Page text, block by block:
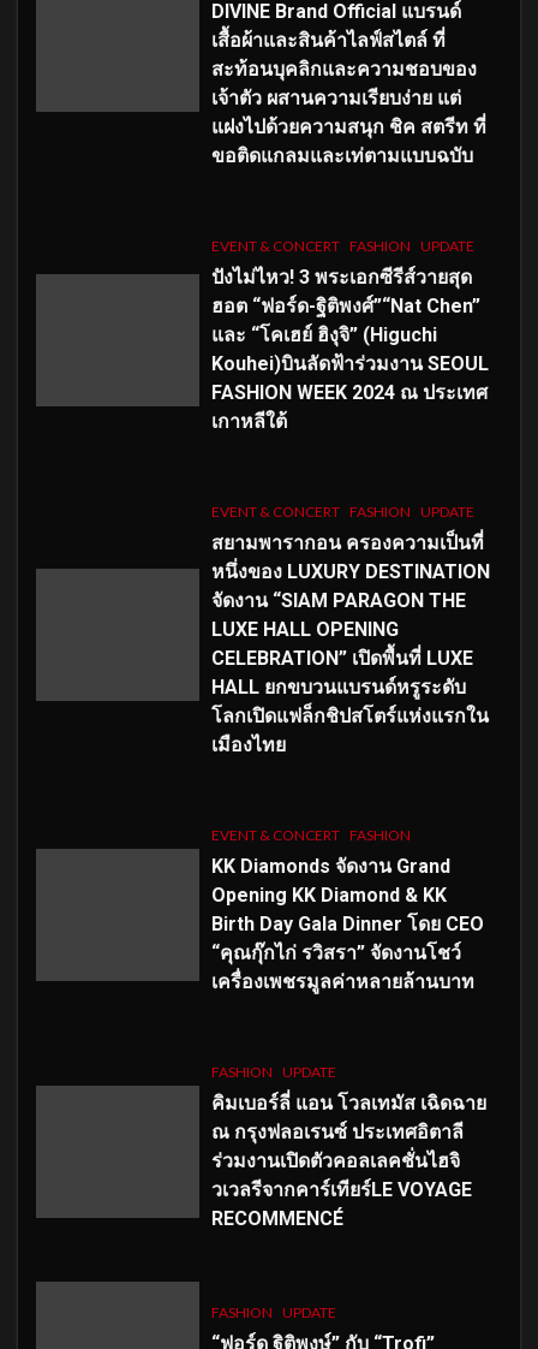
DIVINE Brand Official แบรนด์
เสื้อผ้าและสินค้าไลฟ์สไตล์ ที่
สะท้อนบุคลิกและความชอบของ
เจ้าตัว ผสานความเรียบง่าย แต่
แฝงไปด้วยความสนุก ชิค สตรีท ที่
ขอติดแกลมและเท่ตามแบบฉบับ
EVENT & CONCERT FASHION UPDATE
ปังไม่ไหว! 3 พระเอกซีรีส์วายสุด
ฮอต “ฟอร์ด-ฐิติพงศ์”“Nat Chen”
และ “โคเฮย์ ฮิงุจิ” (Higuchi
Kouhei)บินลัดฟ้าร่วมงาน SEOUL
FASHION WEEK 2024 ณ ประเทศ
เกาหลีใต้
EVENT & CONCERT FASHION UPDATE
สยามพารากอน ครองความเป็นที่
หนึ่งของ LUXURY DESTINATION
จัดงาน “SIAM PARAGON THE
LUXE HALL OPENING
CELEBRATION” เปิดพื้นที่ LUXE
HALL ยกขบวนแบรนด์หรูระดับ
โลกเปิดแฟล็กชิปสโตร์แห่งแรกใน
เมืองไทย
EVENT & CONCERT FASHION
KK Diamonds จัดงาน Grand
Opening KK Diamond & KK
Birth Day Gala Dinner โดย CEO
“คุณกุ๊กไก่ รวิสรา” จัดงานโชว์
เครื่องเพชรมูลค่าหลายล้านบาท
FASHION UPDATE
คิมเบอร์ลี่ แอน โวลเทมัส เฉิดฉาย
ณ กรุงฟลอเรนซ์ ประเทศอิตาลี
ร่วมงานเปิดตัวคอลเลคชั่นไฮจิ
วเวลรีจากคาร์เทียร์LE VOYAGE
RECOMMENCÉ
FASHION UPDATE
“ฟอร์ด ฐิติพงษ์” กับ “Trofi”